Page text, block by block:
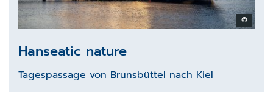
©
Hanseatic nature
Tagespassage von Brunsbüttel nach Kiel